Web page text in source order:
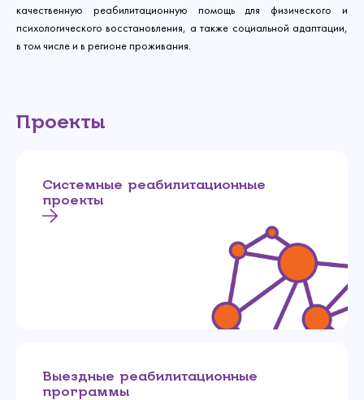
качественную реабилитационную помощь для физического и
психологического восстановления, а также социальной адаптации,
в том числе и в регионе проживания.
Проекты
Системные реабилитационные
проекты
Выездные реабилитационные
программы